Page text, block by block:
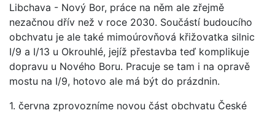
Libchava - Nový Bor, práce na něm ale zřejmě
nezačnou dřív než v roce 2030. Součástí budoucího
obchvatu je ale také mimoúrovňová křižovatka silnic
I/9 a I/13 u Okrouhlé, jejíž přestavba teď komplikuje
dopravu u Nového Boru. Pracuje se tam i na opravě
mostu na I/9, hotovo ale má být do prázdnin.
1. června zprovozníme novou část obchvatu České